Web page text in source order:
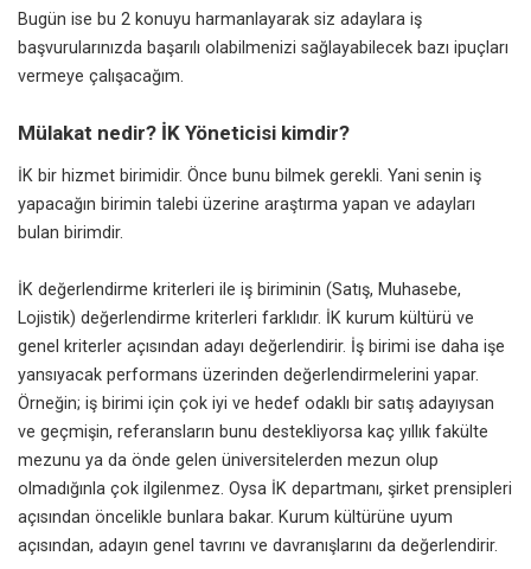
Bugün ise bu 2 konuyu harmanlayarak siz adaylara iş
başvurularınızda başarılı olabilmenizi sağlayabilecek bazı ipuçları
vermeye çalışacağım.
Mülakat nedir? İK Yöneticisi kimdir?
İK bir hizmet birimidir. Önce bunu bilmek gerekli. Yani senin iş
yapacağın birimin talebi üzerine araştırma yapan ve adayları
bulan birimdir.
İK değerlendirme kriterleri ile iş biriminin (Satış, Muhasebe,
Lojistik) değerlendirme kriterleri farklıdır. İK kurum kültürü ve
genel kriterler açısından adayı değerlendirir. İş birimi ise daha işe
yansıyacak performans üzerinden değerlendirmelerini yapar.
Örneğin; iş birimi için çok iyi ve hedef odaklı bir satış adayıysan
ve geçmişin, referansların bunu destekliyorsa kaç yıllık fakülte
mezunu ya da önde gelen üniversitelerden mezun olup
olmadığınla çok ilgilenmez. Oysa İK departmanı, şirket prensipleri
açısından öncelikle bunlara bakar. Kurum kültürüne uyum
açısından, adayın genel tavrını ve davranışlarını da değerlendirir.